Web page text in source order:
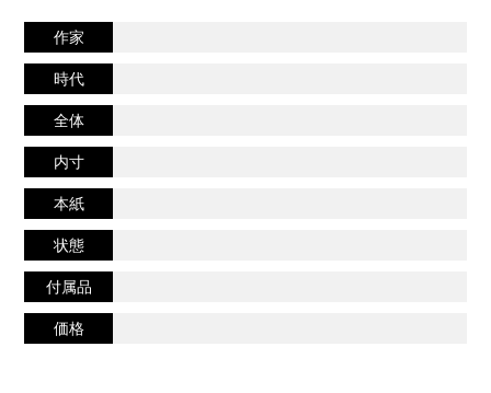
作家
時代
全体
内寸
本紙
状態
付属品
価格